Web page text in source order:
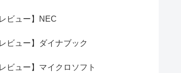
レビュー】NEC
レビュー】ダイナブック
レビュー】マイクロソフト